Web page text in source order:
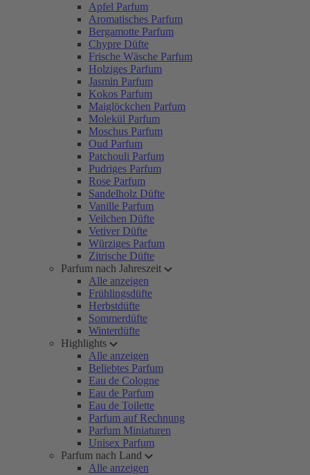
Apfel Parfum
Aromatisches Parfum
Bergamotte Parfum
Chypre Düfte
Frische Wäsche Parfum
Holziges Parfum
Jasmin Parfum
Kokos Parfum
Maiglöckchen Parfum
Molekül Parfum
Moschus Parfum
Oud Parfum
Patchouli Parfum
Pudriges Parfum
Rose Parfum
Sandelholz Düfte
Vanille Parfum
Veilchen Düfte
Vetiver Düfte
Würziges Parfum
Zitrische Düfte
Parfum nach Jahreszeit
Alle anzeigen
Frühlingsdüfte
Herbstdüfte
Sommerdüfte
Winterdüfte
Highlights
Alle anzeigen
Beliebtes Parfum
Eau de Cologne
Eau de Parfum
Eau de Toilette
Parfum auf Rechnung
Parfum Miniaturen
Unisex Parfum
Parfum nach Land
Alle anzeigen